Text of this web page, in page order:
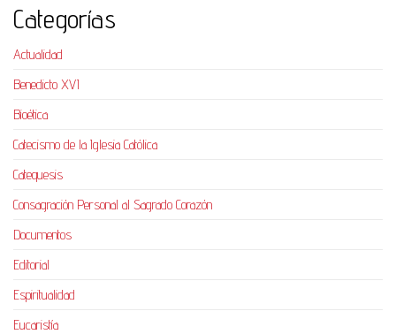
Categorías
Actualidad
Benedicto XVI
Bioética
Catecismo de la Iglesia Católica
Catequesis
Consagración Personal al Sagrado Corazón
Documentos
Editorial
Espiritualidad
Eucaristía